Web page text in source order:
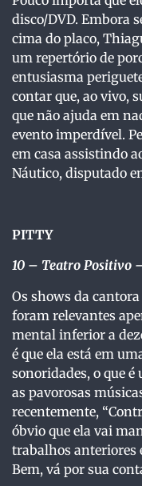
disco/DVD. Embora
cima do placo,
um repertório de
entusiasma
contar que, ao vivo,
que não ajuda em
evento imperdível.
em casa assistindo
Náutico, disputado
PITTY
10 – Teatro Positivo
Os shows da
foram relevantes
mental inferior a
é que ela está em
sonoridades, o que
as pavorosas
recentemente,
óbvio que ela vai
trabalhos anteriores
Bem, vá por sua